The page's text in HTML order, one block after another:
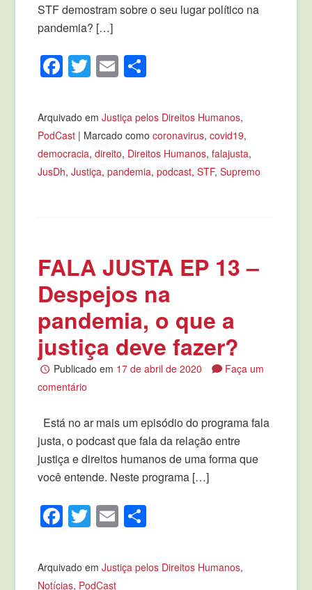
STF demostram sobre o seu lugar político na
pandemia? […]
Facebook
Twitter
Email
Arquivado emJustiça pelos Direitos Humanos,
PodCast | Marcado comocoronavirus,covid19,
democracia,direito, Direitos Humanos,falajusta,
JusDh,Justiça,pandemia,podcast,STF,Supremo
FALA JUSTA EP 13 –
Despejos na
pandemia, o que a
justiça deve fazer?
Publicado em 17 de abril de 2020
Faça um
comentário
Está no ar mais um episódio do programa fala
justa, o podcast que fala da relação entre
justiça e direitos humanos de uma forma que
você entende. Neste programa […]
Facebook
Twitter
Email
Arquivado emJustiça pelos Direitos Humanos,
Notícias, PodCast